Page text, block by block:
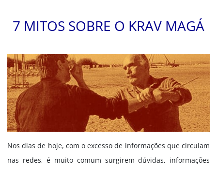
7 MITOS SOBRE O KRAV MAGÁ
Nos dias de hoje, com o excesso de informações que circulam
nas redes, é muito comum surgirem dúvidas, informações